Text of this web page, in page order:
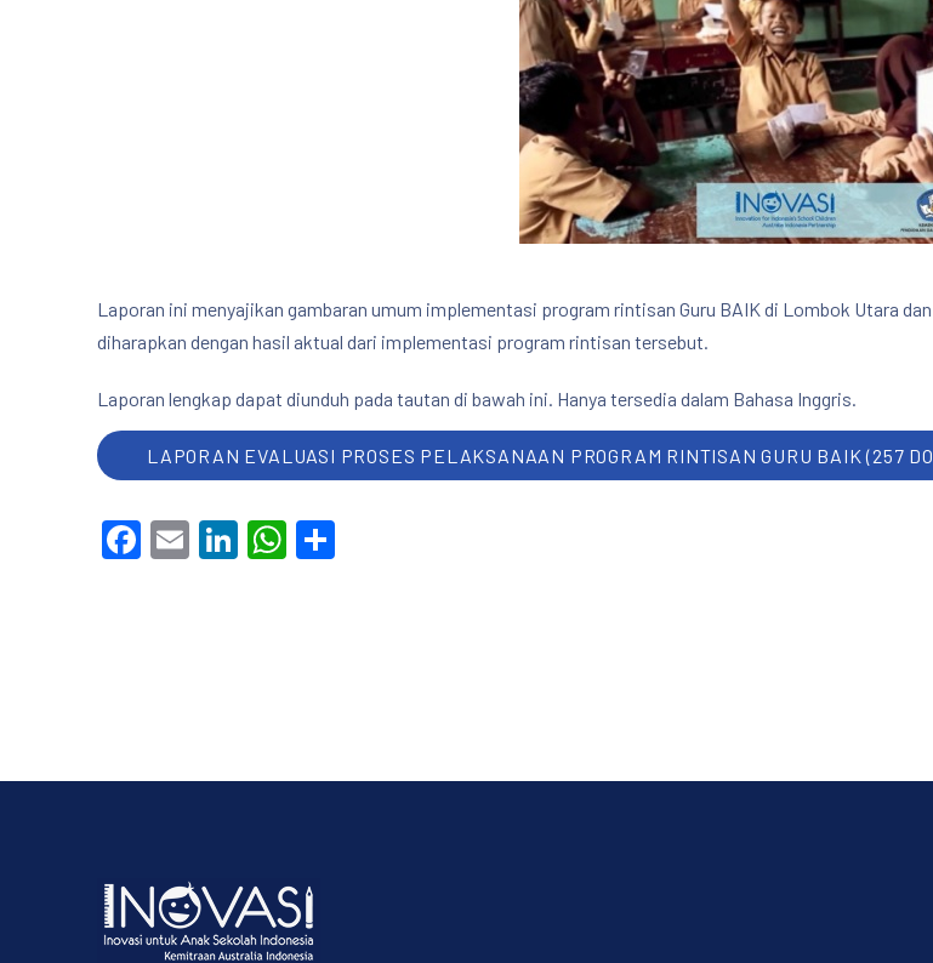
Laporan ini menyajikan gambaran umum implementasi program rintisan Guru BAIK di Lombok Utara
diharapkan dengan hasil aktual dari implementasi program rintisan tersebut.
Laporan lengkap dapat diunduh pada tautan di bawah ini. Hanya tersedia dalam Bahasa Inggris.
LAPORAN EVALUASI PROSES PELAKSANAAN PROGRAM RINTISAN GURU BAIK (257
Facebook
EmailLinkedInWhatsApp
PREVIOUS